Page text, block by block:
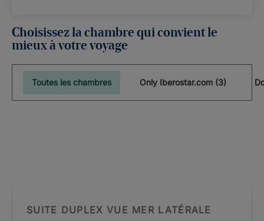
Choisissez la chambre qui convient le
mieux à votre voyage
Toutes les chambres Only Iberostar.com (3)
SUITE DUPLEX VUE MER LATÉRALE